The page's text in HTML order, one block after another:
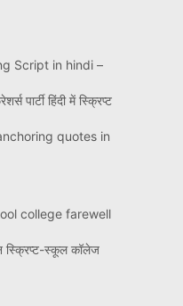
Script in hindi –
पार्टी हिंदी में स्क्रिप्ट
quotes in
college farewell
स्कूल कॉलेज